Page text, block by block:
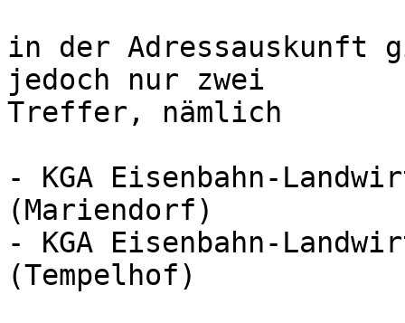
in der Adressauskunft
jedoch nur zwei
Treffer, nämlich
- KGA Eisenbahn-
(Mariendorf)
- KGA Eisenbahn-
(Tempelhof)